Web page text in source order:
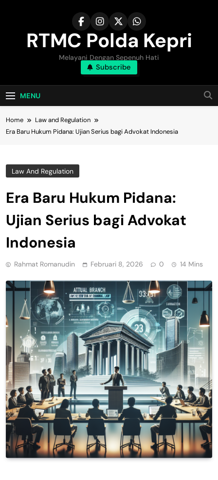
RTMC Polda Kepri
Melayani Dengan Sepenuh Hati
Subscribe
MENU
Home
Law and Regulation
Era Baru Hukum Pidana: Ujian Serius bagi Advokat Indonesia
Law And Regulation
Era Baru Hukum Pidana:
Ujian Serius bagi Advokat
Indonesia
Rahmat Romanudin Februari 8, 2026 0 14 Mins